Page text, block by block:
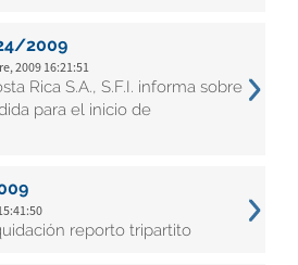
2009
2009 16:21:51
Rica S.A., S.F.I. informa sobre
para el inicio de
reporto tripartito